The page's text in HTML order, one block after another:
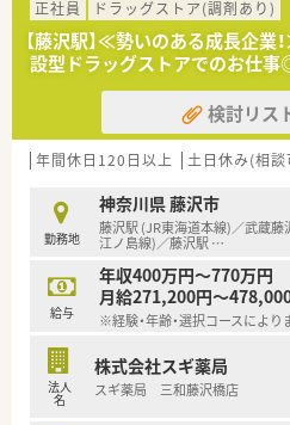
いて専門業務に集中できる環境
■産休や育休の取得実績が豊富
が変わっても安心して働き続け
■店舗スタッフ間の連携がスム
キングサポートなどが充実し
【こんな方が活躍中】
■子育て中のママさん薬剤師も
■調剤未経験からスタートし
て一人前の薬剤師として活躍
■他業種から転職してきた薬
店舗運営や患者様対応に貢献し
【こんな方にオススメ】
■安定した大手企業グループ
■通勤アクセスの良さを重視し
たいと考えている方におすすめ
正社員 ドラッグストア(調剤あり)
【藤沢駅】≪勢いのある成長企業
設型ドラッグストアでのお仕
検討リス
年間休日120日以上 土日休み(相談
勤務地
神奈川県 藤沢市
藤沢駅 (JR東海道本線)／武蔵
江ノ島線)／藤沢駅 …
給与
年収400万円～770万円
月給271,200円～
※経験・年齢・選択コースにより
法人
名
株式会社スギ薬局
スギ薬局 三和藤沢橋店